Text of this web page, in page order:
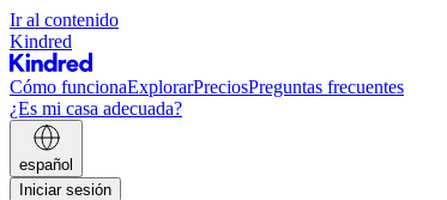
Ir al contenido
Kindred
Cómo funcionaExplorarPreciosPreguntas frecuentes
¿Es mi casa adecuada?
español
Iniciar sesión